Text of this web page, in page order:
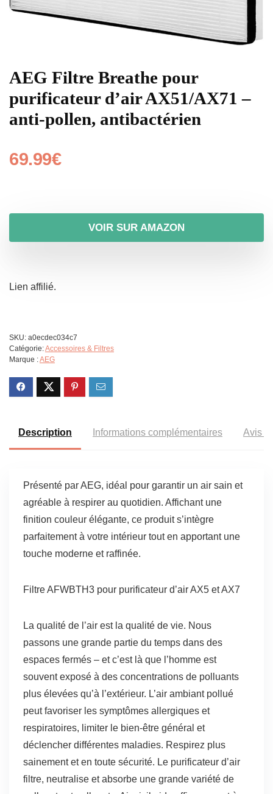
AEG Filtre Breathe pour
purificateur d’air AX51/AX71 –
anti-pollen, antibactérien
69.99€
VOIR SUR AMAZON
Lien affilié.
SKU: a0ecdec034c7
Catégorie:Accessoires & Filtres
Marque :AEG
Description Informations complémentaires Avis
Présenté par AEG, idéal pour garantir un air sain et
agréable à respirer au quotidien. Affichant une
finition couleur élégante, ce produit s’intègre
parfaitement à votre intérieur tout en apportant une
touche moderne et raffinée.
Filtre AFWBTH3 pour purificateur d’air AX5 et AX7
La qualité de l’air est la qualité de vie. Nous
passons une grande partie du temps dans des
espaces fermés – et c’est là que l’homme est
souvent exposé à des concentrations de polluants
plus élevées qu’à l’extérieur. L’air ambiant pollué
peut favoriser les symptômes allergiques et
respiratoires, limiter le bien-être général et
déclencher différentes maladies. Respirez plus
sainement et en toute sécurité. Le purificateur d’air
filtre, neutralise et absorbe une grande variété de